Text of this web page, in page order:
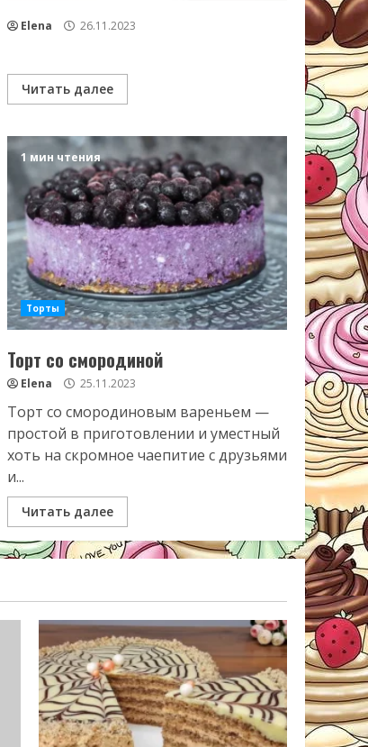
Elena 26.11.2023
Читать далее
1 мин чтения
Торты
Торт со смородиной
Elena 25.11.2023
Торт со смородиновым вареньем —
простой в приготовлении и уместный
хоть на скромное чаепитие с друзьями
и...
Читать далее